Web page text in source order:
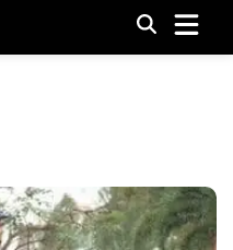
Menu